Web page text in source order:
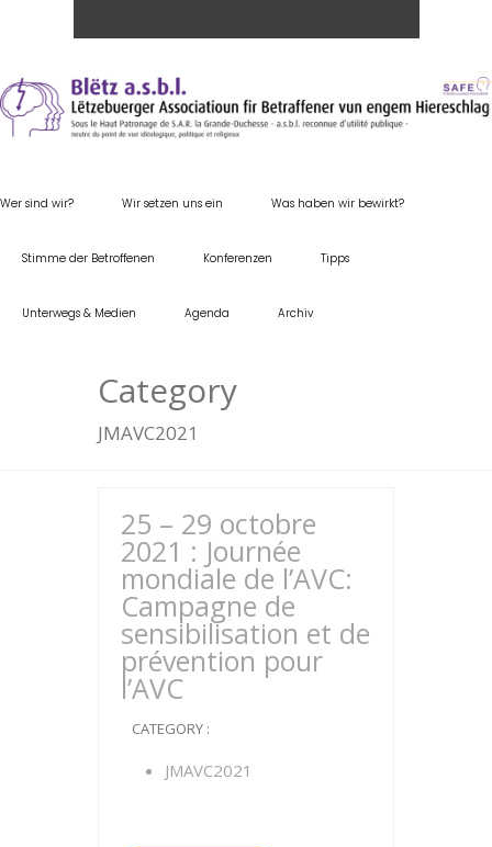
Wer sind wir? Wir setzen uns ein Was haben wir bewirkt?
Stimme der Betroffenen Konferenzen Tipps
Unterwegs & Medien Agenda Archiv
Category
JMAVC2021
25 – 29 octobre
2021 : Journée
mondiale de l’AVC:
Campagne de
sensibilisation et de
prévention pour
l’AVC
CATEGORY :
JMAVC2021